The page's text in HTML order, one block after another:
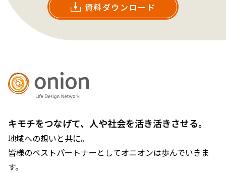
資料ダウンロード
キモチをつなげて、人や社会を活き活きさせる。
地域への想いと共に。
皆様のベストパートナーとしてオニオンは歩んでいきま
す。